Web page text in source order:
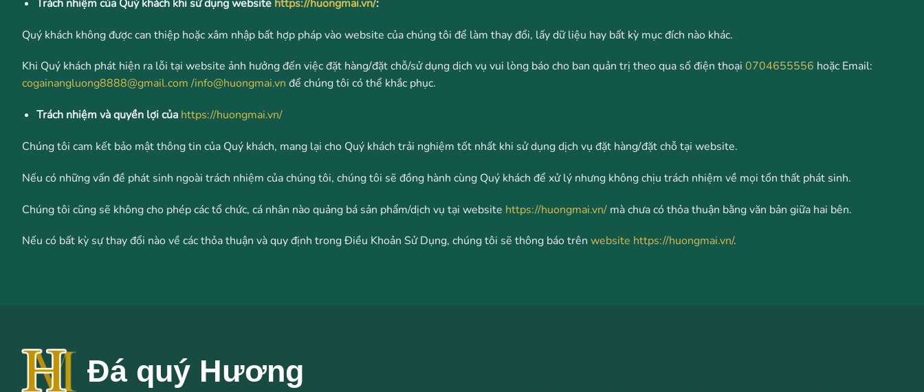
Trách nhiệm của Quý khách khi sử dụng website https://huongmai.vn/:
Quý khách không được can thiệp hoặc xâm nhập bất hợp pháp vào website của chúng tôi để làm thay đổi, lấy dữ liệu hay bất kỳ mục đích nào khác.
Khi Quý khách phát hiện ra lỗi tại website ảnh hưởng đến việc đặt hàng/đặt chỗ/sử dụng dịch vụ vui lòng báo cho ban quản trị theo qua số điện thoại 0704655556 hoặc Email:
cogainangluong8888@gmail.com /info@huongmai.vn để chúng tôi có thể khắc phục.
Trách nhiệm và quyền lợi của https://huongmai.vn/
Chúng tôi cam kết bảo mật thông tin của Quý khách, mang lại cho Quý khách trải nghiệm tốt nhất khi sử dụng dịch vụ đặt hàng/đặt chỗ tại website.
Nếu có những vấn đề phát sinh ngoài trách nhiệm của chúng tôi, chúng tôi sẽ đồng hành cùng Quý khách để xử lý nhưng không chịu trách nhiệm về mọi tổn thất phát sinh.
Chúng tôi cũng sẽ không cho phép các tổ chức, cá nhân nào quảng bá sản phẩm/dịch vụ tại website https://huongmai.vn/ mà chưa có thỏa thuận bằng văn bản giữa hai bên.
Nếu có bất kỳ sự thay đổi nào về các thỏa thuận và quy định trong Điều Khoản Sử Dụng, chúng tôi sẽ thông báo trên website https://huongmai.vn/.
Đá quý Hương